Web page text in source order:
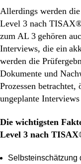
Allerdings werden
Level 3 nach
zum AL 3 gehören
Interviews, die ein
werden die
Dokumente und
Prozessen betrachtet,
ungeplante
Die wichtigsten
Level 3 nach
Selbsteinschätzung